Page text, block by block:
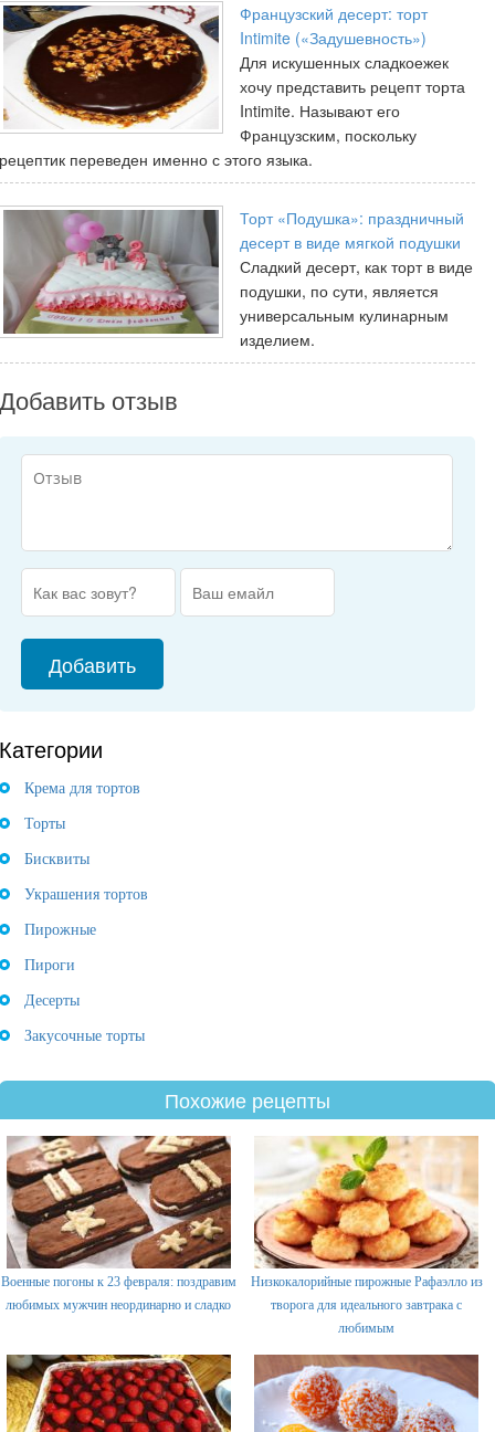
Французский десерт: торт
Intimite («Задушевность»)
Для искушенных сладкоежек
хочу представить рецепт торта
Intimite. Называют его
Французским, поскольку
рецептик переведен именно с этого языка.
Торт «Подушка»: праздничный
десерт в виде мягкой подушки
Сладкий десерт, как торт в виде
подушки, по сути, является
универсальным кулинарным
изделием.
Добавить отзыв
Категории
Крема для тортов
Торты
Бисквиты
Украшения тортов
Пирожные
Пироги
Десерты
Закусочные торты
Похожие рецепты
Военные погоны к 23 февраля: поздравим
любимых мужчин неординарно и сладко
Низкокалорийные пирожные Рафаэлло из
творога для идеального завтрака с
любимым